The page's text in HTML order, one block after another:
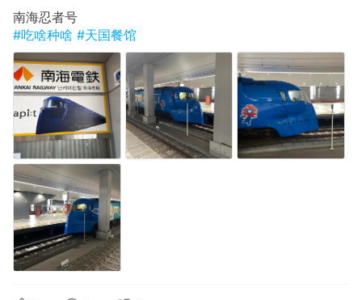
南海忍者号
#吃啥种啥 #天国餐馆